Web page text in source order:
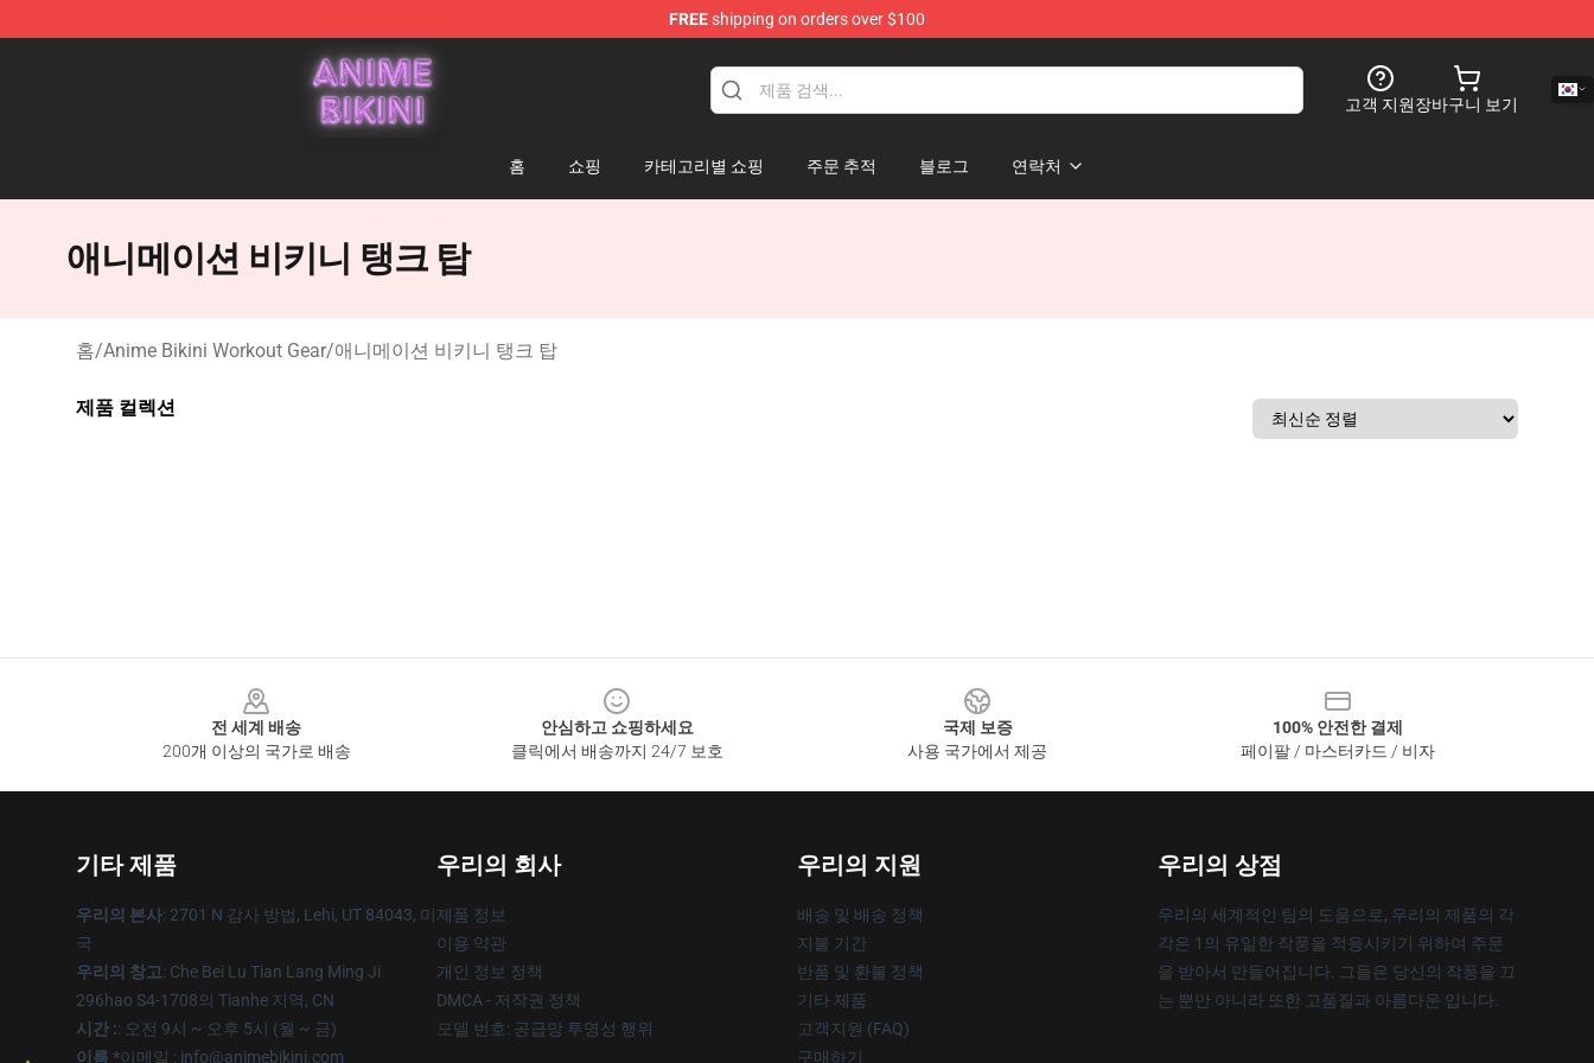
FREEshipping on orders over $100
Anime Bikini Shop - The Best Store of Anime Bikini
고객 지원장바구니 보기
홈 쇼핑 카테고리별 쇼핑 주문 추적 블로그 연락처
애니메이션 비키니 탱크 탑
홈/Anime Bikini Workout Gear/애니메이션 비키니 탱크 탑
제품 컬렉션
전 세계 배송
200개 이상의 국가로 배송
안심하고 쇼핑하세요
클릭에서 배송까지 24/7 보호
국제 보증
사용 국가에서 제공
100% 안전한 결제
페이팔 / 마스터카드 / 비자
기타 제품
우리의 본사: 2701 N 감사 방법, Lehi, UT 84043, 미
국
우리의 창고: Che Bei Lu Tian Lang Ming Ji
296hao S4-1708의 Tianhe 지역, CN
시간 :: 오전 9시 ~ 오후 5시 (월 ~ 금)
이름 *이메일 : info@animebikini.com
우리의 회사
제품 정보
이용 약관
개인 정보 정책
DMCA - 저작권 정책
모델 번호: 공급망 투명성 행위
우리의 지원
배송 및 배송 정책
지불 기간
반품 및 환불 정책
기타 제품
고객지원 (FAQ)
구매하기
우리의 상점
우리의 세계적인 팀의 도움으로, 우리의 제품의 각
각은 1의 유일한 작풍을 적응시키기 위하여 주문
을 받아서 만들어집니다. 그들은 당신의 작풍을 끄
는 뿐만 아니라 또한 고품질과 아름다운 입니다.